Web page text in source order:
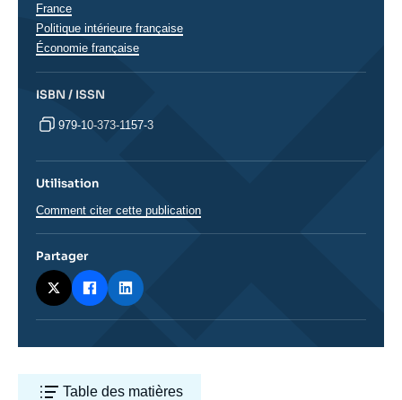
Table des matières
France
Politique intérieure française
Économie française
ISBN / ISSN
979-10-373-1157-3
Utilisation
Comment citer cette publication
Partager